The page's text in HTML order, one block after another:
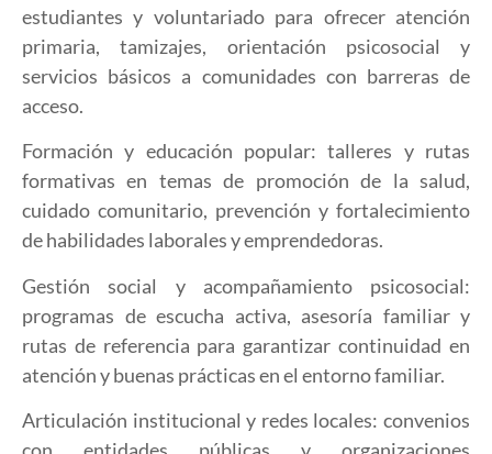
estudiantes y voluntariado para ofrecer atención
primaria, tamizajes, orientación psicosocial y
servicios básicos a comunidades con barreras de
acceso.
Formación y educación popular: talleres y rutas
formativas en temas de promoción de la salud,
cuidado comunitario, prevención y fortalecimiento
de habilidades laborales y emprendedoras.
Gestión social y acompañamiento psicosocial:
programas de escucha activa, asesoría familiar y
rutas de referencia para garantizar continuidad en
atención y buenas prácticas en el entorno familiar.
Articulación institucional y redes locales: convenios